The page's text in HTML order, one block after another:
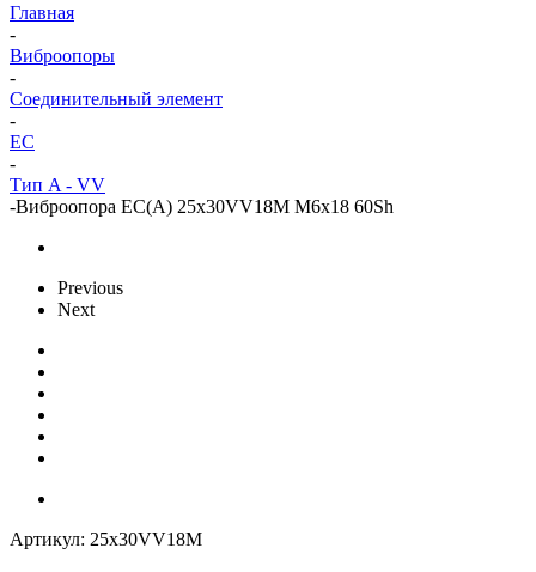
Главная
-
Виброопоры
-
Cоединительный элемент
-
EC
-
Тип A - VV
-Виброопора EC(A) 25x30VV18M M6x18 60Sh
Previous
Next
Артикул: 25x30VV18M